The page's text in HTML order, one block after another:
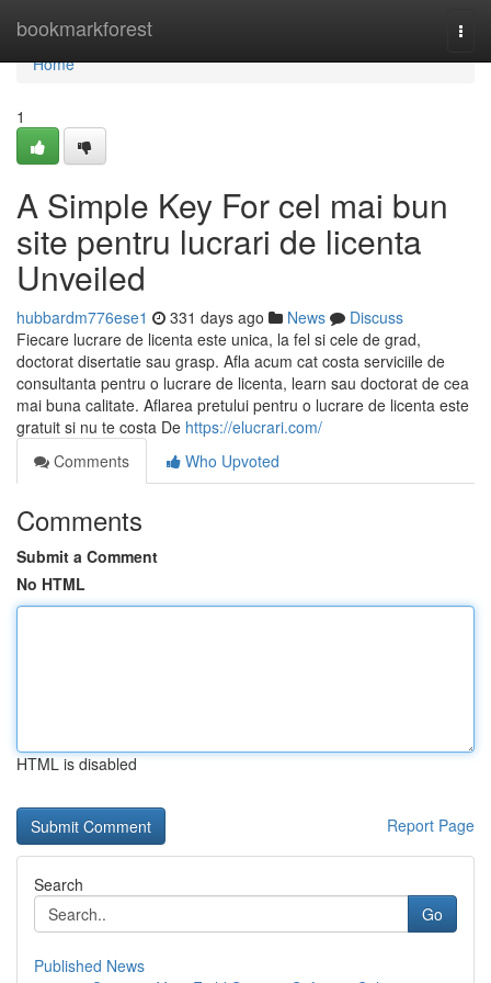
bookmarkforest
Home
Home
1
A Simple Key For cel mai bun
site pentru lucrari de licenta
Unveiled
hubbardm776ese1 331 days ago News
Discuss
Fiecare lucrare de licenta este unica, la fel si cele de grad,
doctorat disertatie sau grasp. Afla acum cat costa serviciile de
consultanta pentru o lucrare de licenta, learn sau doctorat de cea
mai buna calitate. Aflarea pretului pentru o lucrare de licenta este
gratuit si nu te costa De https://elucrari.com/
Comments
Who Upvoted
Comments
Submit a Comment
No HTML
HTML is disabled
Report Page
Search
Go
Published News